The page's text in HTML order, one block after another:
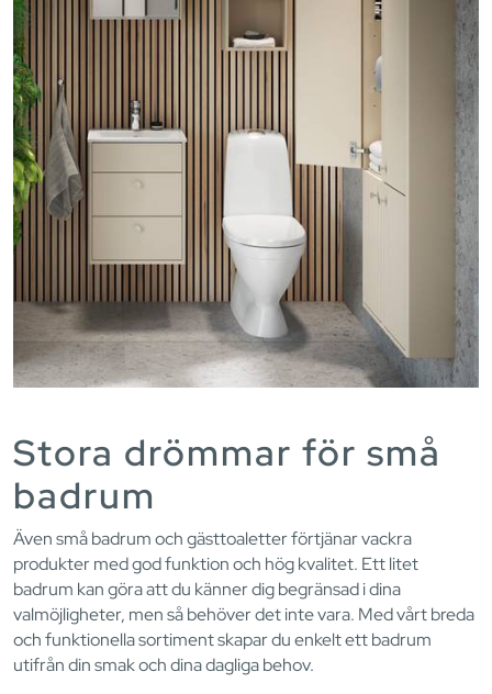
Stora drömmar för små
badrum
Även små badrum och gästtoaletter förtjänar vackra
produkter med god funktion och hög kvalitet. Ett litet
badrum kan göra att du känner dig begränsad i dina
valmöjligheter, men så behöver det inte vara. Med vårt breda
och funktionella sortiment skapar du enkelt ett badrum
utifrån din smak och dina dagliga behov.